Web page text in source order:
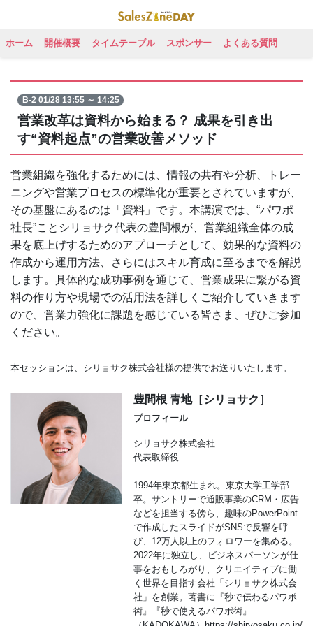
ホーム 開催概要 タイムテーブル スポンサー よくある質問
B-2 01/28 13:55 ～ 14:25
営業改革は資料から始まる？ 成果を引き出
す“資料起点”の営業改善メソッド
営業組織を強化するためには、情報の共有や分析、トレー
ニングや営業プロセスの標準化が重要とされていますが、
その基盤にあるのは「資料」です。本講演では、“パワポ
社長”ことシリョサク代表の豊間根が、営業組織全体の成
果を底上げするためのアプローチとして、効果的な資料の
作成から運用方法、さらにはスキル育成に至るまでを解説
します。具体的な成功事例を通じて、営業成果に繋がる資
料の作り方や現場での活用法を詳しくご紹介していきます
ので、営業力強化に課題を感じている皆さま、ぜひご参加
ください。
本セッションは、シリョサク株式会社様の提供でお送りいたします。
豊間根 青地［シリョサク］
プロフィール
シリョサク株式会社
代表取締役
1994年東京都生まれ。東京大学工学部
卒。サントリーで通販事業のCRM・広告
などを担当する傍ら、趣味のPowerPoint
で作成したスライドがSNSで反響を呼
び、12万人以上のフォロワーを集める。
2022年に独立し、ビジネスパーソンが仕
事をおもしろがり、クリエイティブに働
く世界を目指す会社「シリョサク株式会
社」を創業。著書に『秒で伝わるパワポ
術』『秒で使えるパワポ術』